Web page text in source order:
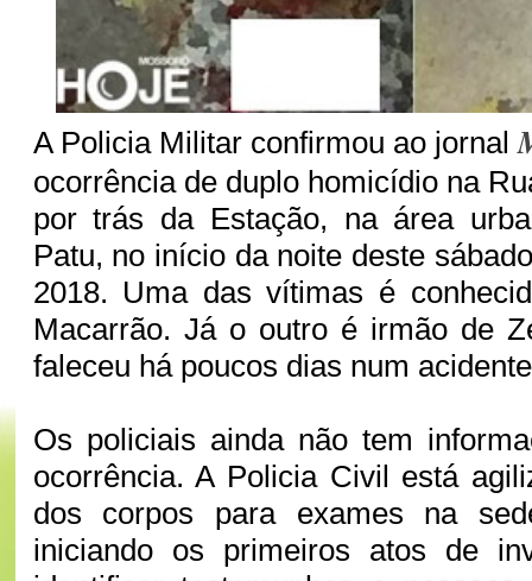
A Policia Militar confirmou ao jornal
ocorrência de duplo homicídio na
por trás da Estação, na área
Patu, no início da noite deste
2018. Uma das vítimas é
Macarrão. Já o outro é irmão de
faleceu há poucos dias num
Os policiais ainda não tem
ocorrência. A Policia Civil está
dos corpos para exames na
iniciando os primeiros atos de